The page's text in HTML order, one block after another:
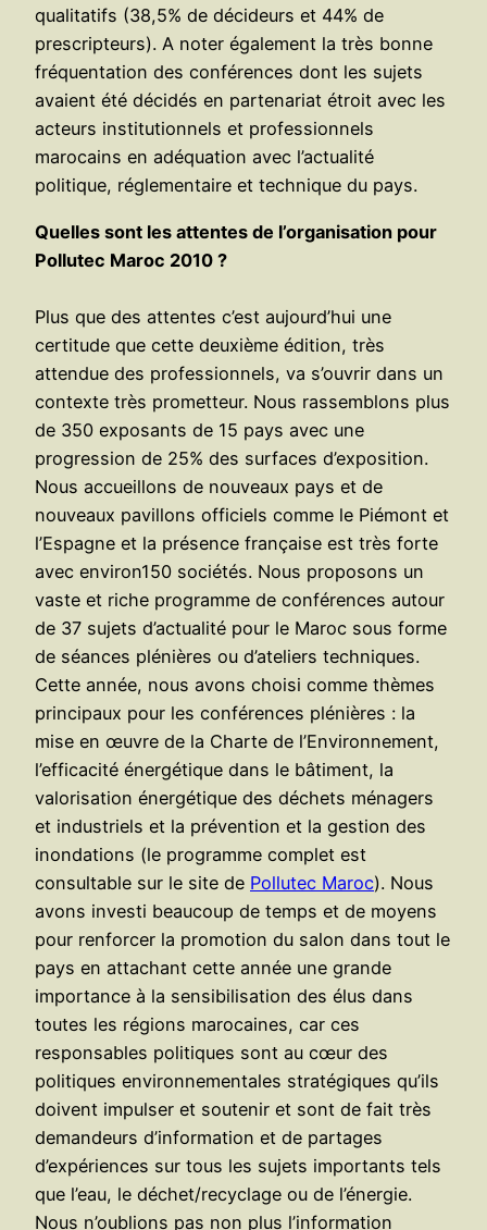
qualitatifs (38,5% de décideurs et 44% de
prescripteurs). A noter également la très bonne
fréquentation des conférences dont les sujets
avaient été décidés en partenariat étroit avec les
acteurs institutionnels et professionnels
marocains en adéquation avec l’actualité
politique, réglementaire et technique du pays.
Quelles sont les attentes de l’organisation pour
Pollutec Maroc 2010 ?
Plus que des attentes c’est aujourd’hui une
certitude que cette deuxième édition, très
attendue des professionnels, va s’ouvrir dans un
contexte très prometteur. Nous rassemblons plus
de 350 exposants de 15 pays avec une
progression de 25% des surfaces d’exposition.
Nous accueillons de nouveaux pays et de
nouveaux pavillons officiels comme le Piémont et
l’Espagne et la présence française est très forte
avec environ150 sociétés. Nous proposons un
vaste et riche programme de conférences autour
de 37 sujets d’actualité pour le Maroc sous forme
de séances plénières ou d’ateliers techniques.
Cette année, nous avons choisi comme thèmes
principaux pour les conférences plénières : la
mise en œuvre de la Charte de l’Environnement,
l’efficacité énergétique dans le bâtiment, la
valorisation énergétique des déchets ménagers
et industriels et la prévention et la gestion des
inondations (le programme complet est
consultable sur le site de Pollutec Maroc). Nous
avons investi beaucoup de temps et de moyens
pour renforcer la promotion du salon dans tout le
pays en attachant cette année une grande
importance à la sensibilisation des élus dans
toutes les régions marocaines, car ces
responsables politiques sont au cœur des
politiques environnementales stratégiques qu’ils
doivent impulser et soutenir et sont de fait très
demandeurs d’information et de partages
d’expériences sur tous les sujets importants tels
que l’eau, le déchet/recyclage ou de l’énergie.
Nous n’oublions pas non plus l’information